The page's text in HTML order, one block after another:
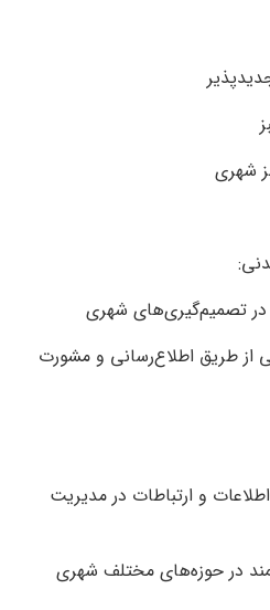
شهری
تصمیم‌گیری‌های شهری
از طریق اطلاع‌رسانی و مشورت
و ارتباطات در مدیریت
در حوزه‌های مختلف شهری